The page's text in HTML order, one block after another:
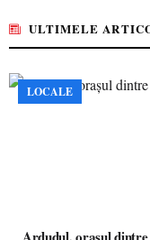
ULTIMELE
LOCALE